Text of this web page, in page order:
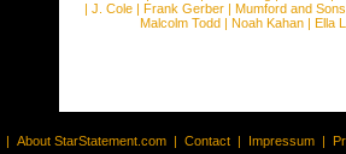
| J. Cole | Frank Gerber | Mumford and Sons
Malcolm Todd | Noah Kahan | Ella
| About StarStatement.com | Contact | Impressum |